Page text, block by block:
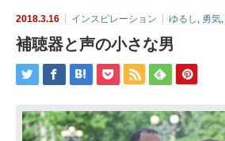
2018.3.16 インスピレーション ゆるし 勇気
補聴器と声の小さな男